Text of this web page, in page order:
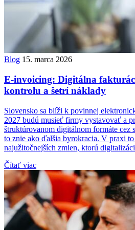
Blog 15. marca 2026
E-invoicing: Digitálna
kontrolu a šetrí náklady
Slovensko sa blíži k povinnej
2027 budú musieť firmy vystavovať a
štruktúrovanom digitálnom formáte cez
to znie ako ďalšia byrokracia. V praxi
najužitočnejších zmien, ktorú
Čítať viac